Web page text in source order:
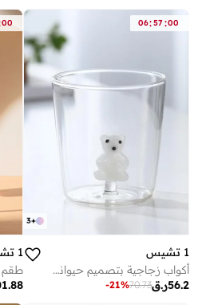
06:57 :00
+
3
1 تشيس
أكواب زجاجية بتصميم حيواني ثلاثي الأبعاد من بوروسيليكات 300 مل (الدب القطبي)
ر.ق56.2
70.73
-21%
00
1 تشيس